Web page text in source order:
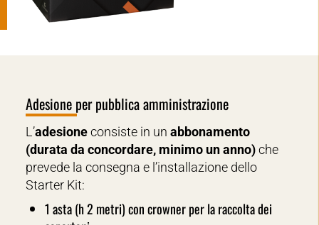
Adesione per pubblica amministrazione
L’adesioneconsiste in un abbonamento
(durata da concordare, minimo un anno)che
prevede la consegna e l’installazione dello
Starter Kit:
1 asta (h 2 metri) con crowner per la raccolta dei